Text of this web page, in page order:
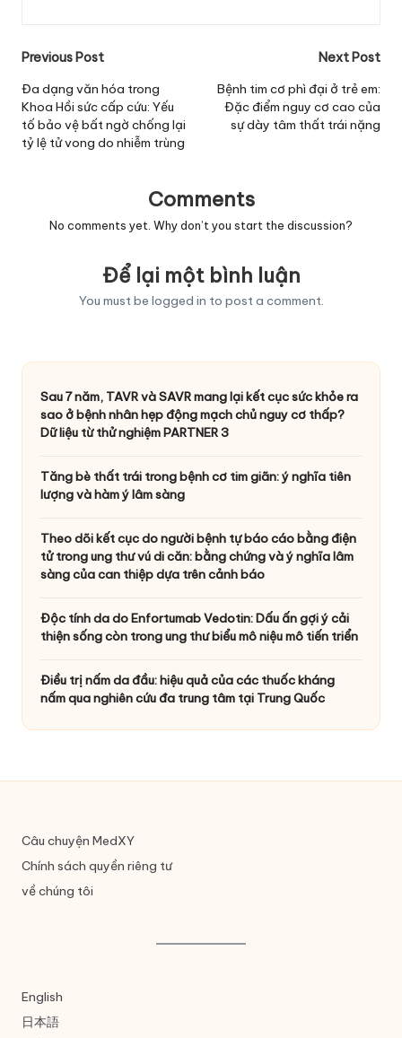
Post
navigation
Previous Post
Đa dạng văn hóa trong
Khoa Hồi sức cấp cứu: Yếu
tố bảo vệ bất ngờ chống lại
tỷ lệ tử vong do nhiễm trùng
Next Post
Bệnh tim cơ phì đại ở trẻ em:
Đặc điểm nguy cơ cao của
sự dày tâm thất trái nặng
Comments
No comments yet. Why don’t you start the discussion?
Để lại một bình luận
You must be logged in to post a comment.
Sau 7 năm, TAVR và SAVR mang lại kết cục sức khỏe ra
sao ở bệnh nhân hẹp động mạch chủ nguy cơ thấp?
Dữ liệu từ thử nghiệm PARTNER 3
Tăng bè thất trái trong bệnh cơ tim giãn: ý nghĩa tiên
lượng và hàm ý lâm sàng
Theo dõi kết cục do người bệnh tự báo cáo bằng điện
tử trong ung thư vú di căn: bằng chứng và ý nghĩa lâm
sàng của can thiệp dựa trên cảnh báo
Độc tính da do Enfortumab Vedotin: Dấu ấn gợi ý cải
thiện sống còn trong ung thư biểu mô niệu mô tiến triển
Điều trị nấm da đầu: hiệu quả của các thuốc kháng
nấm qua nghiên cứu đa trung tâm tại Trung Quốc
Câu chuyện MedXY
Chính sách quyền riêng tư
về chúng tôi
English
日本語